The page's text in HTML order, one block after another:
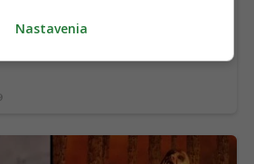
9,7 GW výkonu. Koľko
Nastavenia